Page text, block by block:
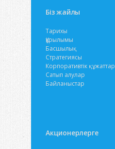
Біз жайлы
Тарихы
Құрылымы
Басшылық
Стратегиясы
Корпоративтік құжаттар
Сатып алулар
Байланыстар
Акционерлерге